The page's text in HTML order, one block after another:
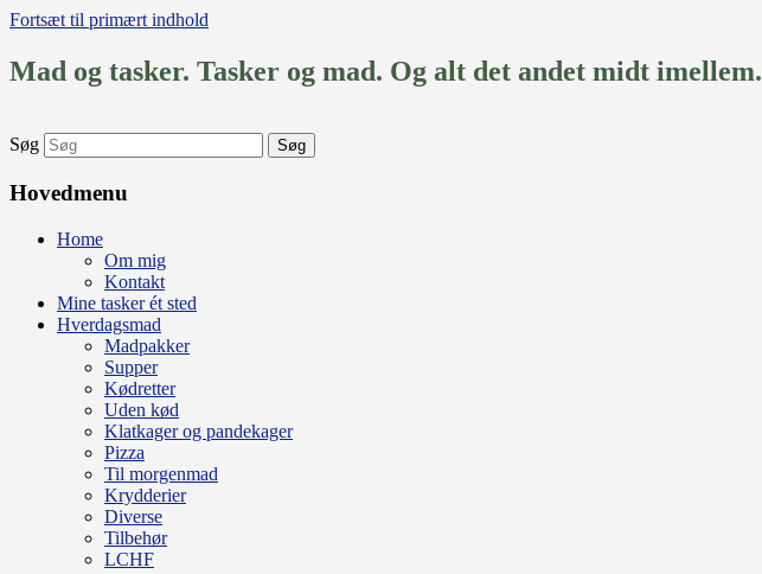
Fortsæt til primært indhold
Mad og tasker. Tasker og mad. Og alt det andet midt imellem.
Søg
Hovedmenu
Home
Om mig
Kontakt
Mine tasker ét sted
Hverdagsmad
Madpakker
Supper
Kødretter
Uden kød
Klatkager og pandekager
Pizza
Til morgenmad
Krydderier
Diverse
Tilbehør
LCHF